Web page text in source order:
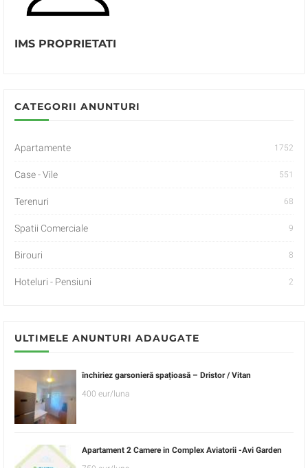
IMS PROPRIETATI
CATEGORII ANUNTURI
Apartamente 1752
Case - Vile 551
Terenuri 68
Spatii Comerciale 9
Birouri 8
Hoteluri - Pensiuni 2
ULTIMELE ANUNTURI ADAUGATE
închiriez garsonieră spațioasă – Dristor / Vitan
400 eur/luna
Apartament 2 Camere in Complex Aviatorii -Avi Garden